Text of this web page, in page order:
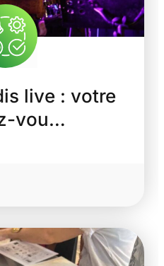
live : votre
vou…